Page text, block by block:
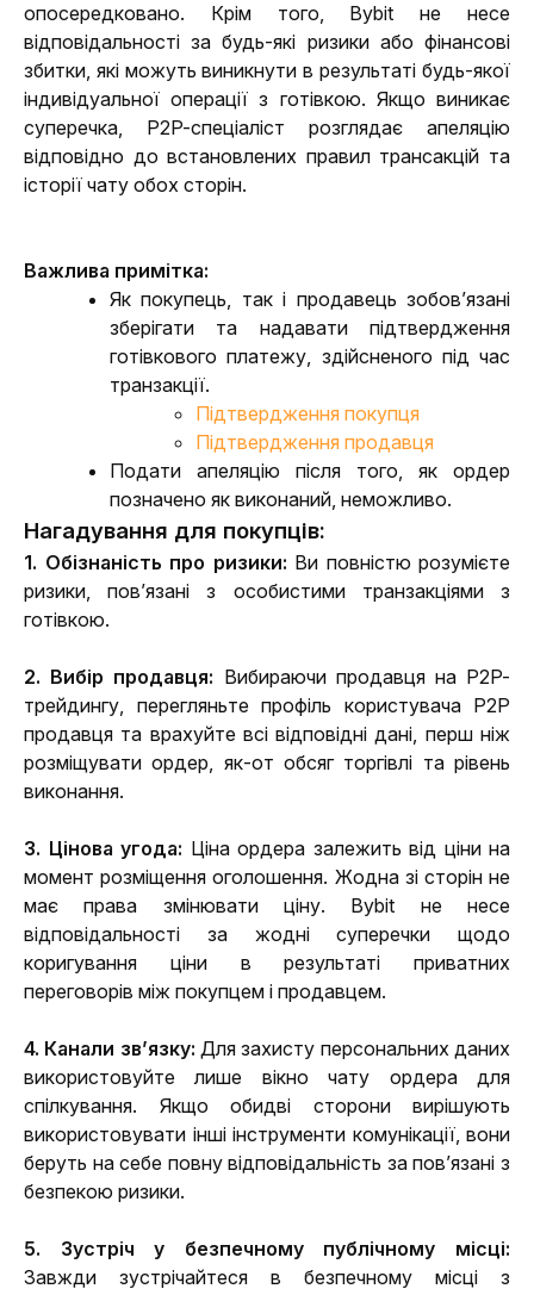
опосередковано. Крім того, Bybit не несе
відповідальності за будь-які ризики або фінансові
збитки, які можуть виникнути в результаті будь-якої
індивідуальної операції з готівкою. Якщо виникає
суперечка, P2P-спеціаліст розглядає апеляцію
відповідно до встановлених правил трансакцій та
історії чату обох сторін.
Важлива примітка:
Як покупець, так і продавець зобов’язані
зберігати та надавати підтвердження
готівкового платежу, здійсненого під час
транзакції.
Підтвердження покупця
Підтвердження продавця
Подати апеляцію після того, як ордер
позначено як виконаний, неможливо.
Нагадування для покупців:
1. Обізнаність про ризики: Ви повністю розумієте
ризики, пов’язані з особистими транзакціями з
готівкою.
2. Вибір продавця: Вибираючи продавця на P2P-
трейдингу, перегляньте профіль користувача P2P
продавця та врахуйте всі відповідні дані, перш ніж
розміщувати ордер, як-от обсяг торгівлі та рівень
виконання.
3. Цінова угода: Ціна ордера залежить від ціни на
момент розміщення оголошення. Жодна зі сторін не
має права змінювати ціну. Bybit не несе
відповідальності за жодні суперечки щодо
коригування ціни в результаті приватних
переговорів між покупцем і продавцем.
4. Канали зв’язку: Для захисту персональних даних
використовуйте лише вікно чату ордера для
спілкування. Якщо обидві сторони вирішують
використовувати інші інструменти комунікації, вони
беруть на себе повну відповідальність за пов’язані з
безпекою ризики.
5. Зустріч у безпечному публічному місці:
Завжди зустрічайтеся в безпечному місці з